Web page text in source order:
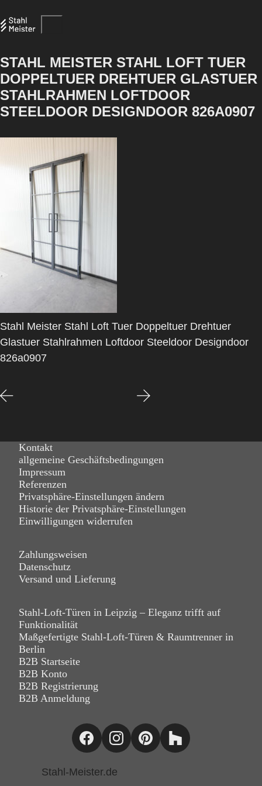
STAHL MEISTER STAHL LOFT TUER
DOPPELTUER DREHTUER GLASTUER
STAHLRAHMEN LOFTDOOR
STEELDOOR DESIGNDOOR 826A0907
Stahl Meister Stahl Loft Tuer Doppeltuer Drehtuer
Glastuer Stahlrahmen Loftdoor Steeldoor Designdoor
826a0907
Kontakt
allgemeine Geschäftsbedingungen
Impressum
Referenzen
Privatsphäre-Einstellungen ändern
Historie der Privatsphäre-Einstellungen
Einwilligungen widerrufen
Zahlungsweisen
Datenschutz
Versand und Lieferung
Stahl-Loft-Türen in Leipzig – Eleganz trifft auf
Funktionalität
Maßgefertigte Stahl-Loft-Türen & Raumtrenner in
Berlin
B2B Startseite
B2B Konto
B2B Registrierung
B2B Anmeldung
Stahl-Meister.de